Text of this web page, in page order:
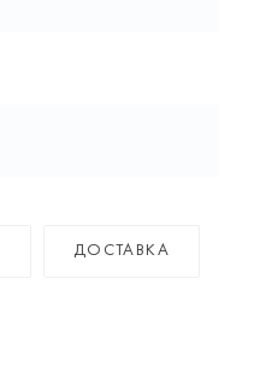
ДОСТАВКА